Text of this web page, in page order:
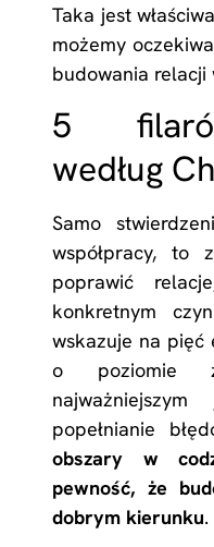
Taka jest
możemy
budowania relacji
5
według
Samo
współpracy, to
poprawić
konkretnym
wskazuje na pięć
o poziomie
popełnianie
obszary w
pewność, że
dobrym kierunku.